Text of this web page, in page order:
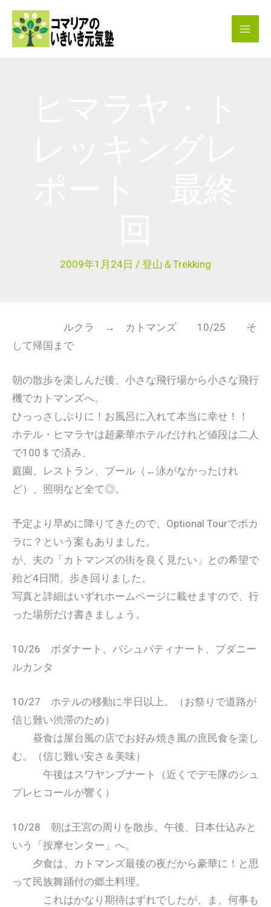
2009年1月24日 / 登山＆Trekking
ルクラ → カトマンズ 10/25 そ
して帰国まで
朝の散歩を楽しんだ後、小さな飛行場から小さな飛行
機でカトマンズへ。
ひっっさしぶりに！お風呂に入れて本当に幸せ！！
ホテル・ヒマラヤは超豪華ホテルだけれど値段は二人
で100＄で済み、
庭園、レストラン、プール（←泳がなかったけれ
ど）、照明など全て◎。
予定より早めに降りてきたので、Optional Tourでポカ
ラに？という案もありました。
が、夫の「カトマンズの街を良く見たい」との希望で
殆ど4日間、歩き回りました。
写真と詳細はいずれホームページに載せますので、行
った場所だけ書きましょう。
10/26 ボダナート、パシュパティナート、ブダニー
ルカンタ
10/27 ホテルの移動に半日以上。（お祭りで道路が
信じ難い渋滞のため）
昼食は屋台風の店でお好み焼き風の庶民食を楽し
む。（信じ難い安さ＆美味）
午後はスワヤンブナート（近くでデモ隊のシュ
プレヒコールが響く）
10/28 朝は王宮の周りを散歩。午後、日本仕込みと
いう「按摩センター」へ。
夕食は、カトマンズ最後の夜だから豪華に！と思
って民族舞踊付の郷土料理。
これはかなり期待はずれでしたが、ま、何事も